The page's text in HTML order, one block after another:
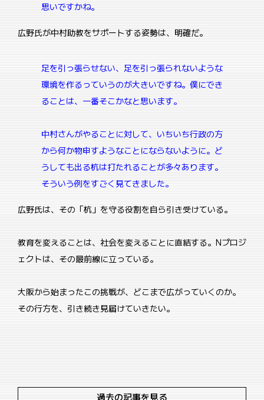
思いですかね。
広野氏が中村助教をサポートする姿勢は、明確だ。
足を引っ張らせない、足を引っ張られないような
環境を作るっていうのが大きいですね。僕にでき
ることは、一番そこかなと思います。
中村さんがやることに対して、いちいち行政の方
から何か物申すようなことにならないように。ど
うしても出る杭は打たれることが多々あります。
そういう例をすごく見てきました。
広野氏は、その「杭」を守る役割を自ら引き受けている。
教育を変えることは、社会を変えることに直結する。Nプロジ
ェクトは、その最前線に立っている。
大阪から始まったこの挑戦が、どこまで広がっていくのか。
その行方を、引き続き見届けていきたい。
過去の記事を見る